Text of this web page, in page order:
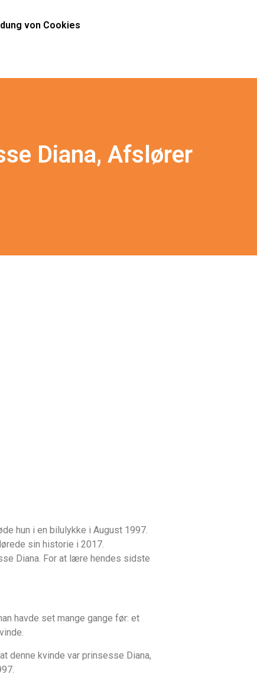
von Cookies
Diana, Afslører
hun i en bilulykke i August 1997.
sin historie i 2017.
Diana. For at lære hendes sidste
havde set mange gange før: et
denne kvinde var prinsesse Diana,